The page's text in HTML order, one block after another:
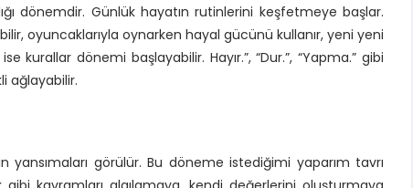
dönemdir. Günlük hayatın rutinlerini keşfetmeye başlar.
oyuncaklarıyla oynarken hayal gücünü kullanır, yeni yeni
kurallar dönemi başlayabilir. Hayır.”, “Dur.”, “Yapma.” gibi
ağlayabilir.
yansımaları görülür. Bu döneme istediğimi yaparım tavrı